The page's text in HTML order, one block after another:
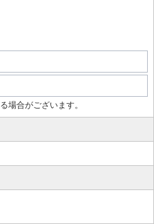
場合がございます。